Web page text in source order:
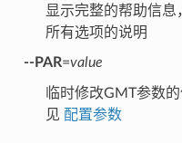
显示完整的帮助信息
所有选项的说明
--PAR=value
临时修改GMT参数
见 配置参数